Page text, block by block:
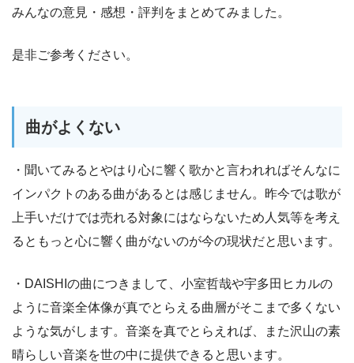
みんなの意見・感想・評判をまとめてみました。
是非ご参考ください。
曲がよくない
・聞いてみるとやはり心に響く歌かと言われればそんなに
インパクトのある曲があるとは感じません。昨今では歌が
上手いだけでは売れる対象にはならないため人気等を考え
るともっと心に響く曲がないのが今の現状だと思います。
・DAISHIの曲につきまして、小室哲哉や宇多田ヒカルの
ように音楽全体像が真でとらえる曲層がそこまで多くない
ような気がします。音楽を真でとらえれば、また沢山の素
晴らしい音楽を世の中に提供できると思います。